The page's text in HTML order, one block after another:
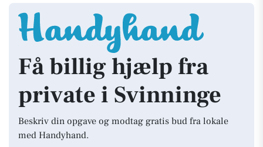
Få billig hjælp fra
private i Svinninge
Beskriv din opgave og modtag gratis bud fra lokale
med Handyhand.